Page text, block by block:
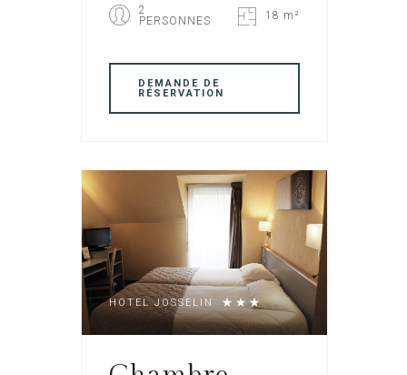
2
PERSONNES
18 m²
DEMANDE DE
RÉSERVATION
HOTEL JOSSELIN